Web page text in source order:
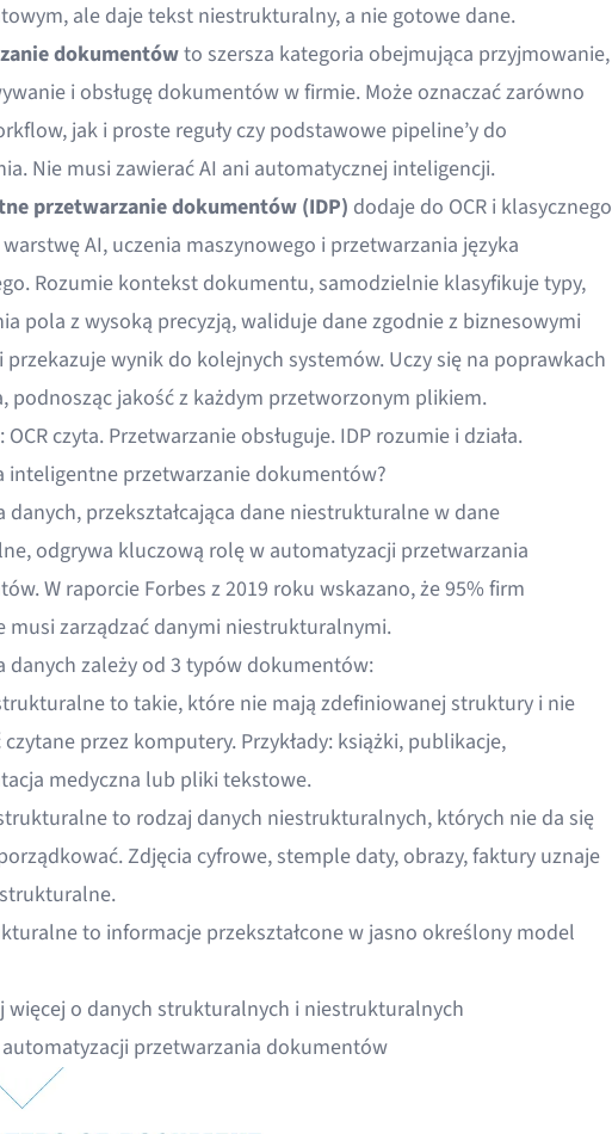
ale daje tekst niestrukturalny, a nie gotowe dane.
dokumentówto szersza kategoria obejmująca przyjmowanie,
i obsługę dokumentów w firmie. Może oznaczać zarówno
jak i proste reguły czy podstawowe pipeline’y do
Nie musi zawierać AI ani automatycznej inteligencji.
przetwarzanie dokumentów (IDP) dodaje do OCR i klasycznego
AI, uczenia maszynowego i przetwarzania języka
Rozumie kontekst dokumentu, samodzielnie klasyfikuje typy,
pola z wysoką precyzją, waliduje dane zgodnie z biznesowymi
przekazuje wynik do kolejnych systemów. Uczy się na poprawkach
podnosząc jakość z każdym przetworzonym plikiem.
OCR czyta. Przetwarzanie obsługuje. IDP rozumie i działa.
inteligentne przetwarzanie dokumentów?
danych, przekształcająca dane niestrukturalne w dane
odgrywa kluczową rolę w automatyzacji przetwarzania
W raporcie Forbes z 2019 roku wskazano, że 95% firm
musi zarządzać danymi niestrukturalnymi.
danych zależy od 3 typów dokumentów:
to takie, które nie mają zdefiniowanej struktury i nie
przez komputery. Przykłady: książki, publikacje,
medyczna lub pliki tekstowe.
to rodzaj danych niestrukturalnych, których nie da się
Zdjęcia cyfrowe, stemple daty, obrazy, faktury uznaje
to informacje przekształcone w jasno określony model
więcej o danych strukturalnych i niestrukturalnych
przetwarzania dokumentów